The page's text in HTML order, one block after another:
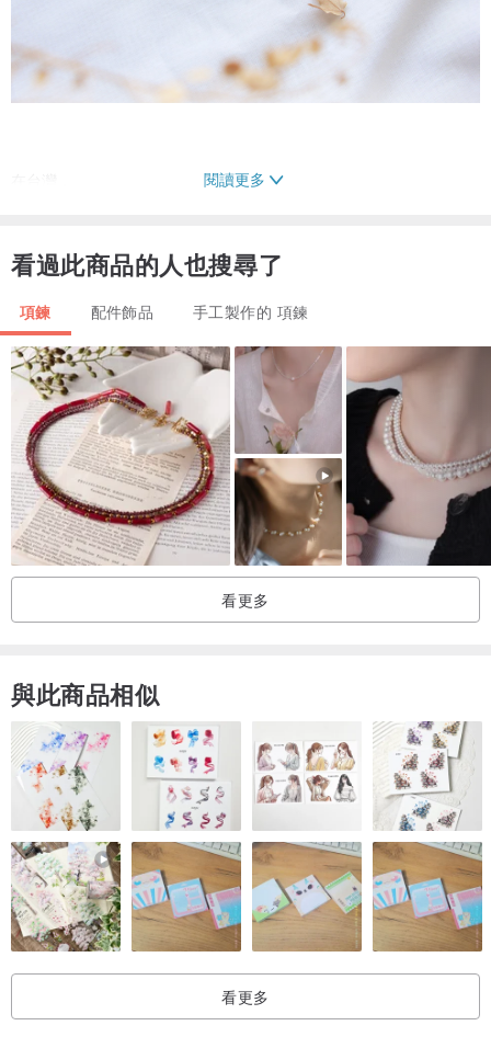
且只需用你最愛的精油香氣餵養，
達到視覺嗅覺都舒心的境界 <3
貓頭鷹─
福氣、智慧、平安以及守護神…等，
各種吉祥的象徵集於一身，
充滿靈氣、活力、也帶著祝福，
有些圓潤可愛，有些展翅高飛，
各種姿態來自於對生態的觀察，
手捏製成空心能夠滴入喜愛精油的精油項鍊，
柴燒溫潤的色澤療癒暖心，
讓它陪伴喜愛香氣圍繞的你繼續向前。
｜獨特花色的貓頭鷹｜
作品採用柴燒不上釉燒製，
手捏肌理與自然落灰，
形成的自然釉表現外在質感，
各種不同的陶土結合落灰熔融，
讓作品每一件都不一樣質感，
每隻造型花色都是獨一無二，
等待著特別的主人。
閱讀更多
看過此商品的人也搜尋了
項鍊 配件飾品 手工製作的 項鍊
看更多
與此商品相似
看更多